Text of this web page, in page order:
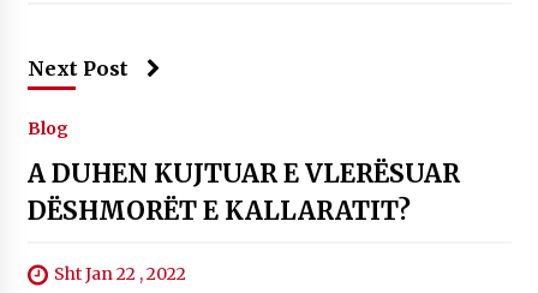
Next Post
Blog
A DUHEN KUJTUAR E VLERËSUAR
DËSHMORËT E KALLARATIT?
Sht Jan 22 , 2022